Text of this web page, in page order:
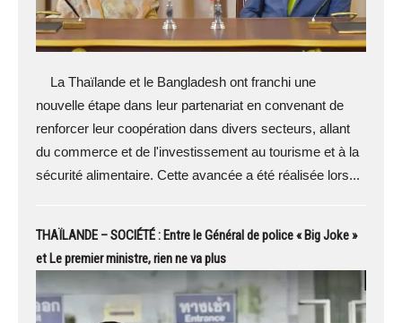
La Thaïlande et le Bangladesh ont franchi une
nouvelle étape dans leur partenariat en convenant de
renforcer leur coopération dans divers secteurs, allant
du commerce et de l'investissement au tourisme et à la
sécurité alimentaire. Cette avancée a été réalisée lors...
THAÏLANDE – SOCIÉTÉ : Entre le Général de police « Big Joke »
et Le premier ministre, rien ne va plus